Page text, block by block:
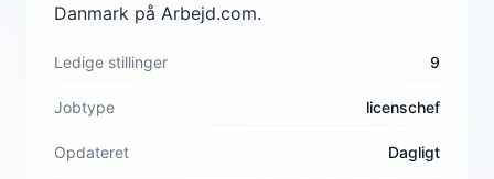
Danmark på Arbejd.com.
Ledige stillinger 9
Jobtype licenschef
Opdateret Dagligt